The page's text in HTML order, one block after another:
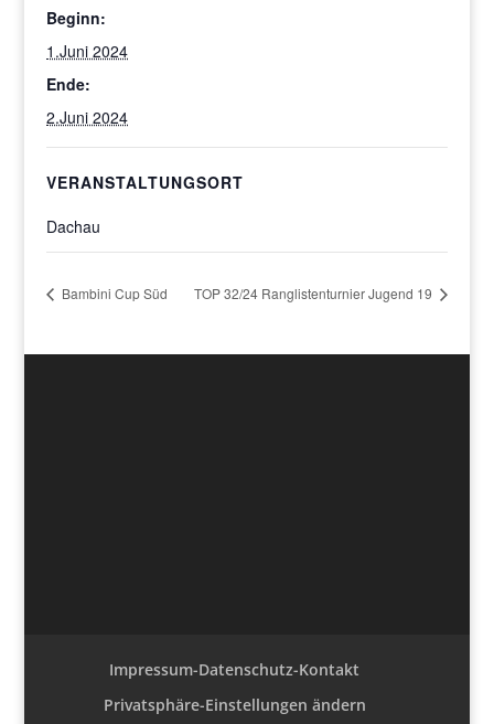
Beginn:
1.Juni 2024
Ende:
2.Juni 2024
VERANSTALTUNGSORT
Dachau
Bambini Cup Süd TOP 32/24 Ranglistenturnier Jugend 19
Impressum-Datenschutz-Kontakt
Privatsphäre-Einstellungen ändern